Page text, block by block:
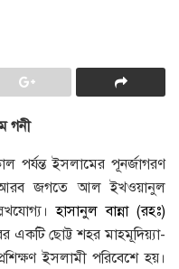
গনী
পর্যন্ত ইসলামের পূনর্জাগরণ
আরব জগতে আল ইখওয়ানুল
হাসানুল বান্না (রহঃ)
একটি ছােট্ট শহর মাহমূদিয়্যা-
ইসলামী পরিবেশে হয়।